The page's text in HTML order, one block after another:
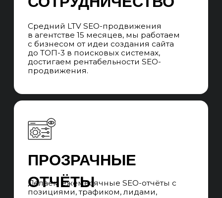
Во время сотрудничества вы
взаимодействуете с SEO-менеджером,
который говорит с вами на языке бизнеса,
превращает цели в задачи, которые выполняет
команда специалистов и контролирует сроки
выполнения. Забираем работу всех
подрядчиков, которые нужны для SEO-
продвижения.
КОМАНДА